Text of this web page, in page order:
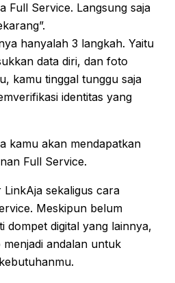
Full Service. Langsung saja
hanyalah 3 langkah. Yaitu
data diri, dan foto
kamu tinggal tunggu saja
identitas yang
kamu akan mendapatkan
Full Service.
sekaligus cara
Meskipun belum
dompet digital yang lainnya,
andalan untuk